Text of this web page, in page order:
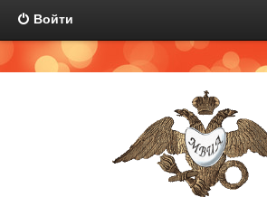
Войти